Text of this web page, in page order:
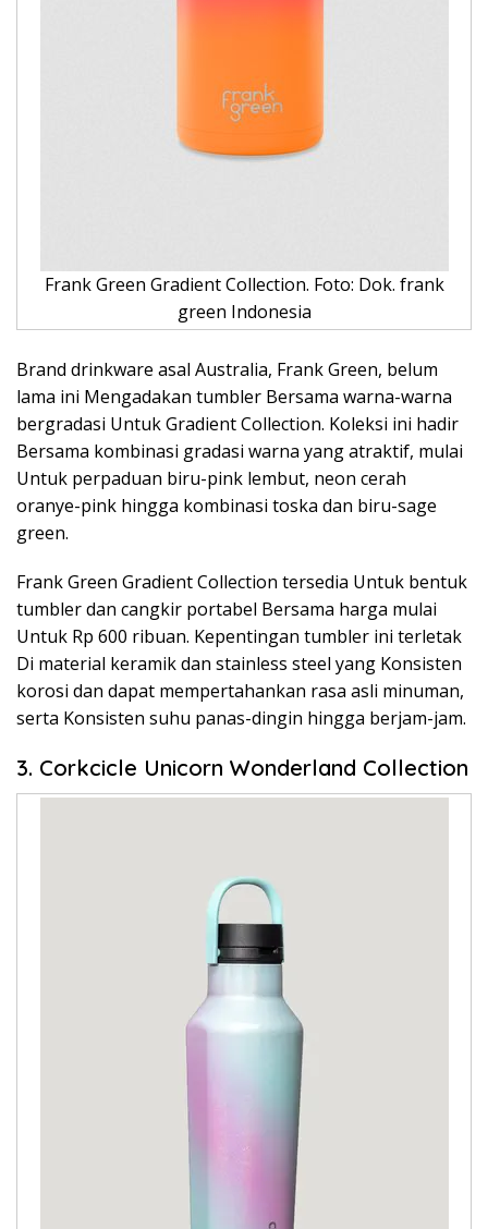
Frank Green Gradient Collection. Foto: Dok. frank
green Indonesia
Brand drinkware asal Australia, Frank Green, belum
lama ini Mengadakan tumbler Bersama warna-warna
bergradasi Untuk Gradient Collection. Koleksi ini hadir
Bersama kombinasi gradasi warna yang atraktif, mulai
Untuk perpaduan biru-pink lembut, neon cerah
oranye-pink hingga kombinasi toska dan biru-sage
green.
Frank Green Gradient Collection tersedia Untuk bentuk
tumbler dan cangkir portabel Bersama harga mulai
Untuk Rp 600 ribuan. Kepentingan tumbler ini terletak
Di material keramik dan stainless steel yang Konsisten
korosi dan dapat mempertahankan rasa asli minuman,
serta Konsisten suhu panas-dingin hingga berjam-jam.
3. Corkcicle Unicorn Wonderland Collection